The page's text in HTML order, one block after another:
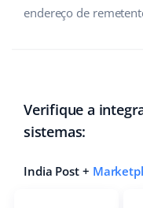
endereço de
Verifique a
sistemas:
India Post +